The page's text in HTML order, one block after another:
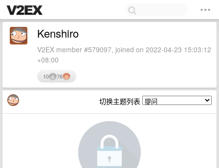
Kenshiro
V2EX member #579097, joined on 2022-04-23 15:03:12
+08:00
10 76
切换主题列表